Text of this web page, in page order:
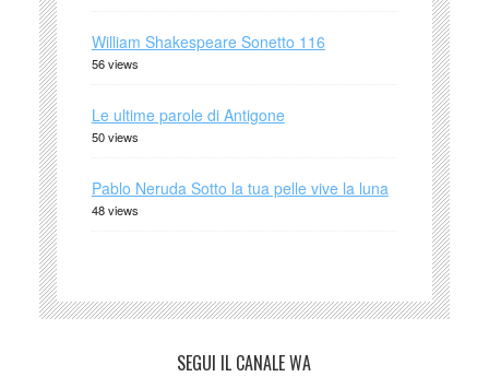
William Shakespeare Sonetto 116
56 views
Le ultime parole di Antigone
50 views
Pablo Neruda Sotto la tua pelle vive la luna
48 views
SEGUI IL CANALE WA